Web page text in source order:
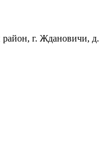
г. Ждановичи, д.